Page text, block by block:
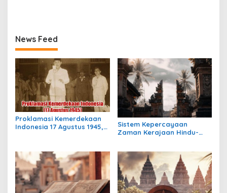
News Feed
Proklamasi Kemerdekaan
Indonesia 17 Agustus 1945,
Sistem Kepercayaan
Zaman Kerajaan Hindu-
Masih Bertahan